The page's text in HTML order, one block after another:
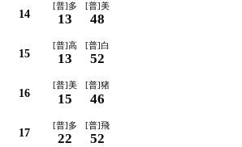
14
[普]多
13
[普]美
48
15
[普]高
13
[普]白
52
16
[普]美
15
[普]猪
46
17
[普]多
22
[普]飛
52